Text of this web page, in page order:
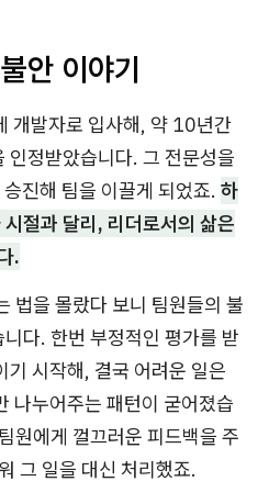
안 이야기
개발자로 입사해, 약 10년간
인정받았습니다. 그 전문성을
진해 팀을 이끌게 되었죠. 하
절과 달리, 리더로서의 삶은
.
법을 몰랐다 보니 팀원들의 불
다. 한번 부정적인 평가를 받
기 시작해, 결국 어려운 일은
나누어주는 패턴이 굳어졌습
원에게 껄끄러운 피드백을 주
그 일을 대신 처리했죠.